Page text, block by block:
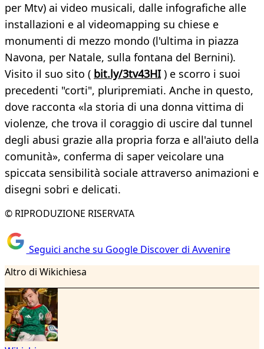
per Mtv) ai video musicali, dalle infografiche alle
installazioni e al videomapping su chiese e
monumenti di mezzo mondo (l'ultima in piazza
Navona, per Natale, sulla fontana del Bernini).
Visito il suo sito ( bit.ly/3tv43HI) e scorro i suoi
precedenti "corti", pluripremiati. Anche in questo,
dove racconta «la storia di una donna vittima di
violenze, che trova il coraggio di uscire dal tunnel
degli abusi grazie alla propria forza e all'aiuto della
comunità», conferma di saper veicolare una
spiccata sensibilità sociale attraverso animazioni e
disegni sobri e delicati.
© RIPRODUZIONE RISERVATA
Seguici anche su Google Discover di Avvenire
Altro di Wikichiesa